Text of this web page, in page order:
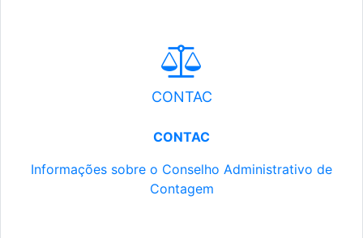
CONTAC
CONTAC
Informações sobre o Conselho Administrativo de
Contagem